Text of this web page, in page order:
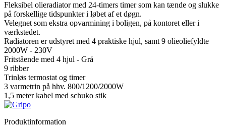
Fleksibel olieradiator med 24-timers timer som kan tænde og slukke
på forskellige tidspunkter i løbet af et døgn.
Velegnet som ekstra opvarmining i boligen, på kontoret eller i
værkstedet.
Radiatoren er udstyret med 4 praktiske hjul, samt 9 olieoliefyldte
2000W - 230V
Fritstående med 4 hjul - Grå
9 ribber
Trinløs termostat og timer
3 varmetrin på hhv. 800/1200/2000W
1,5 meter kabel med schuko stik
Produktinformation